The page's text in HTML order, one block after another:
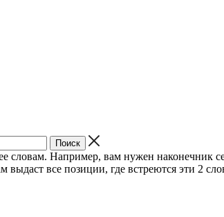
словам. Например, вам нужен наконечник
выдаст все позиции, где встреются эти 2